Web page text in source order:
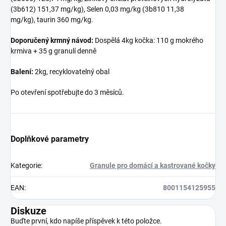
(3b612) 151,37 mg/kg), Selen 0,03 mg/kg (3b810 11,38
mg/kg), taurin 360 mg/kg.
Doporučený krmný návod: Dospělá 4kg kočka: 110 g mokrého
krmiva + 35 g granulí denně
Balení: 2kg, recyklovatelný obal
Po otevření spotřebujte do 3 měsíců.
Doplňkové parametry
Kategorie: Granule pro domácí a kastrované kočky
EAN: 8001154125955
Diskuze
Buďte první, kdo napíše příspěvek k této položce.